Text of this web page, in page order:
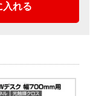
入れる